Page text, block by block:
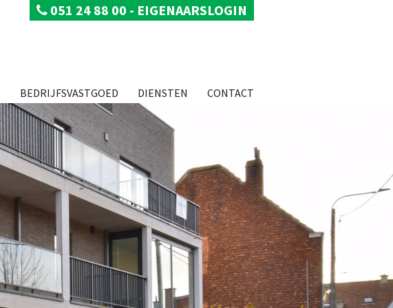
051 24 88 00 - EIGENAARSLOGIN
BEDRIJFSVASTGOED DIENSTEN CONTACT